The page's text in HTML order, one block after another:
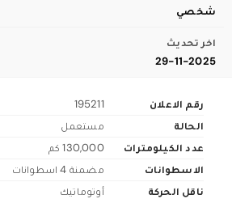
شخصي
اخر تحديث
29-11-2025
رقم الاعلان
195211
الحالة
مستعمل
عدد الكيلومترات
130,000 كم
الاسطوانات
مضمنة 4 اسطوانات
ناقل الحركة
أوتوماتيك